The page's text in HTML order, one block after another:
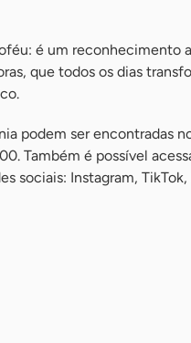
é um reconhecimento
que todos os dias
podem ser encontradas
Também é possível
sociais: Instagram,